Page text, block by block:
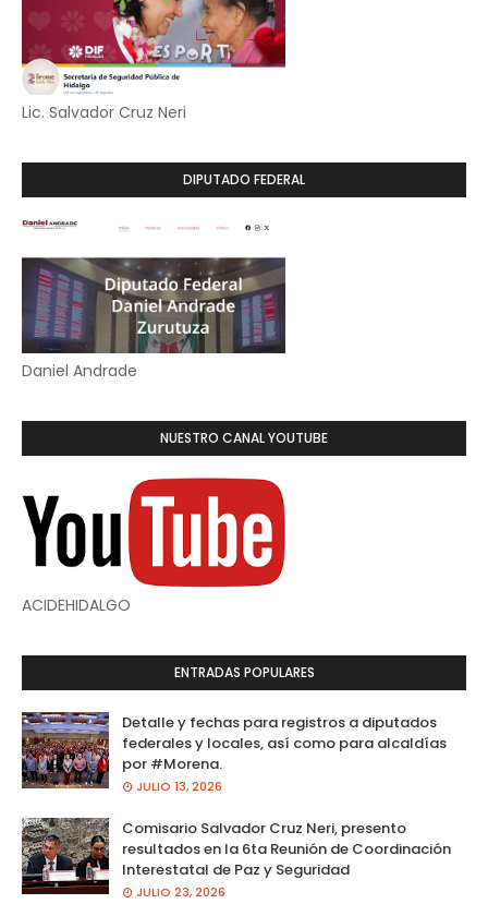
Lic. Salvador Cruz Neri
DIPUTADO FEDERAL
Daniel Andrade
NUESTRO CANAL YOUTUBE
ACIDEHIDALGO
ENTRADAS POPULARES
Detalle y fechas para registros a diputados
federales y locales, así como para alcaldías
por #Morena.
JULIO 13, 2026
Comisario Salvador Cruz Neri, presento
resultados en la 6ta Reunión de Coordinación
Interestatal de Paz y Seguridad
JULIO 23, 2026